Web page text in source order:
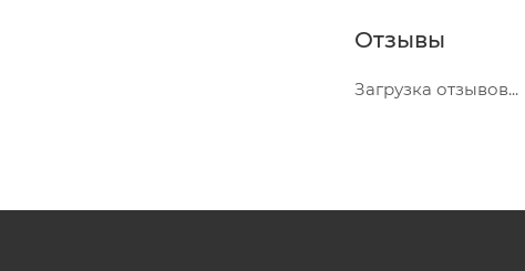
Отзывы
Загрузка отзывов...